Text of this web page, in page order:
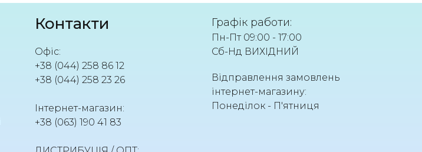
Контакти
Офіс:
+38 (044) 258 86 12
+38 (044) 258 23 26
Інтернет-магазин:
+38 (063) 190 41 83
Графік работи:
Пн-Пт 09:00 - 17:00
Сб-Нд ВИХІДНИЙ
Відправлення замовлень
інтернет-магазину:
Понеділок - П'ятниця